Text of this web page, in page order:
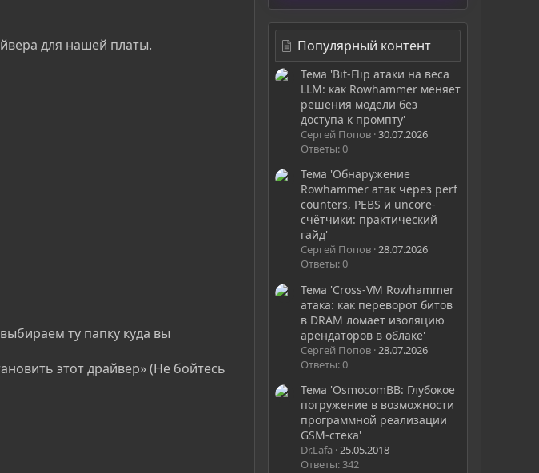
для нашей платы.
ту папку куда вы
этот драйвер» (Не бойтесь
Популярный контент
Тема 'Bit-Flip атаки на веса
LLM: как Rowhammer меняет
решения модели без
доступа к промпту'
Сергей Попов 30.07.2026
Ответы: 0
Тема 'Обнаружение
Rowhammer атак через perf
counters, PEBS и uncore-
счётчики: практический
гайд'
Сергей Попов 28.07.2026
Ответы: 0
Тема 'Cross-VM Rowhammer
атака: как переворот битов
в DRAM ломает изоляцию
арендаторов в облаке'
Сергей Попов 28.07.2026
Ответы: 0
Тема 'OsmocomBB: Глубокое
погружение в возможности
программной реализации
GSM-стека'
Dr.Lafa 25.05.2018
Ответы: 342